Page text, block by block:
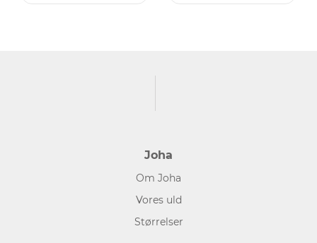
Joha
Om Joha
Vores uld
Størrelser